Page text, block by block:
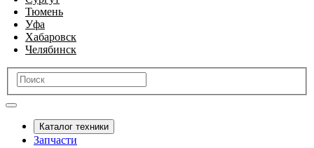
Тюмень
Уфа
Хабаровск
Челябинск
Каталог техники
Запчасти